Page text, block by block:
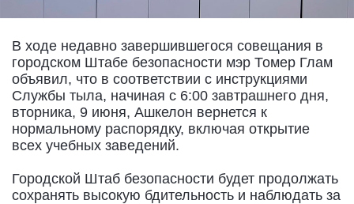
В ходе недавно завершившегося совещания в
городском Штабе безопасности мэр Томер Глам
объявил, что в соответствии с инструкциями
Службы тыла, начиная с 6:00 завтрашнего дня,
вторника, 9 июня, Ашкелон вернется к
нормальному распорядку, включая открытие
всех учебных заведений.
Городской Штаб безопасности будет продолжать
сохранять высокую бдительность и наблюдать за